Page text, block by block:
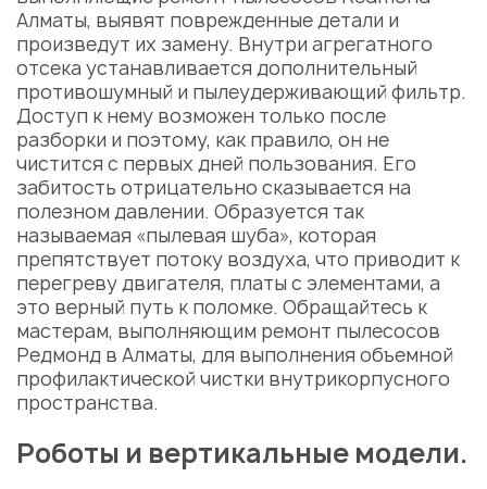
Алматы, выявят поврежденные детали и
произведут их замену. Внутри агрегатного
отсека устанавливается дополнительный
противошумный и пылеудерживающий фильтр.
Доступ к нему возможен только после
разборки и поэтому, как правило, он не
чистится с первых дней пользования. Его
забитость отрицательно сказывается на
полезном давлении. Образуется так
называемая «пылевая шуба», которая
препятствует потоку воздуха, что приводит к
перегреву двигателя, платы с элементами, а
это верный путь к поломке. Обращайтесь к
мастерам, выполняющим ремонт пылесосов
Редмонд в Алматы, для выполнения объемной
профилактической чистки внутрикорпусного
пространства.
Роботы и вертикальные модели.